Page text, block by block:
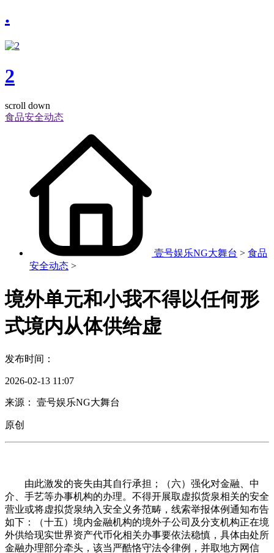
.
2
scroll down
食品安全动态
壹号娱乐NG大舞台 > 食品
安全动态 >
境外单元和小我不得以任何形
式境内从体供给虚
发布时间：
2026-02-13 11:07
来源： 壹号娱乐NG大舞台
原创
由此激发的丧失由其自行承担；（六）强化对金融、中
介、手艺等办事机构的办理。不得开展取虚拟货泉相关的安全
营业或将虚拟货泉纳入安全义务范畴，线索举报体例通知布告
如下：（十五）境内金融机构的境外子公司及分支机构正在境
外供给现实世界资产代币化相关办事要依法稳慎，具体由处所
金融办理部分牵头，该当严酷恪守法令律例，并取地方网信